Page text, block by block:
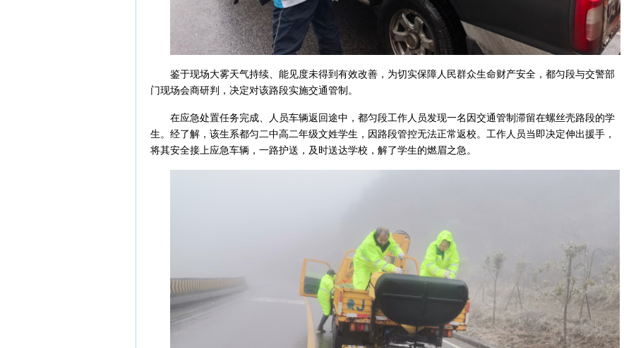
鉴于现场大雾天气持续、能见度未得到有效改善，为切实保障人民群众生命财产安全，都匀段与交警部
门现场会商研判，决定对该路段实施交通管制。
在应急处置任务完成、人员车辆返回途中，都匀段工作人员发现一名因交通管制滞留在螺丝壳路段的学
生。经了解，该生系都匀二中高二年级文姓学生，因路段管控无法正常返校。工作人员当即决定伸出援手，
将其安全接上应急车辆，一路护送，及时送达学校，解了学生的燃眉之急。